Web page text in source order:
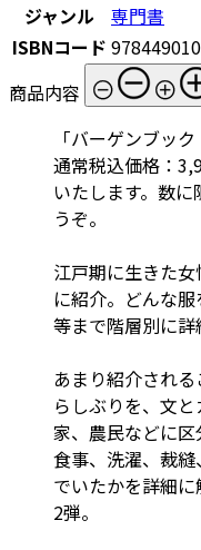
ジャンル
専門書
ISBNコード
商品内容
「バーゲンブッ
通常税込価格：
いたします。数
うぞ。
江戸期に生きた
に紹介。どんな
等まで階層別に詳
あまり紹介され
らしぶりを、文
家、農民などに
食事、洗濯、裁
でいたかを詳細
2弾。